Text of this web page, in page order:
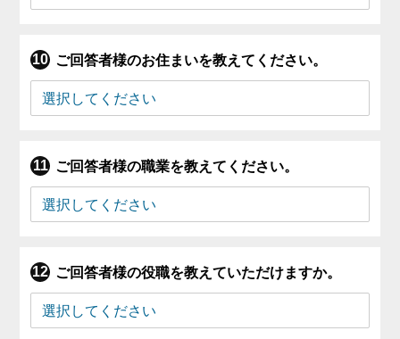
ご回答者様のお住まいを教えてください。
ご回答者様の職業を教えてください。
ご回答者様の役職を教えていただけますか。